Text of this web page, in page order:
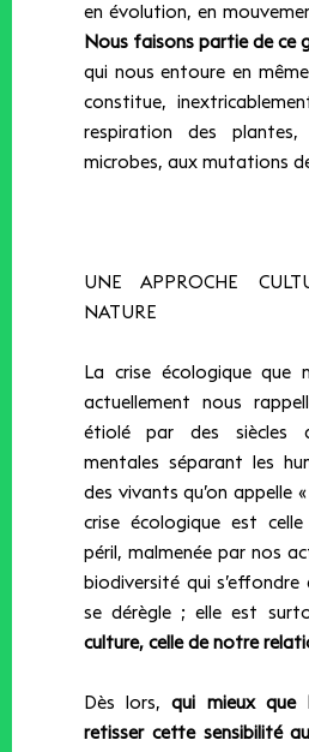
en évolution, en
Nous faisons partie de ce
qui nous entoure en
constitue,
respiration des
microbes, aux mutations
UNE APPROCHE
NATURE
La crise écologique que
actuellement nous
étiolé par des siècles
mentales séparant les
des vivants qu’on appelle
crise écologique est
péril, malmenée par nos
biodiversité qui s’effondre
se dérègle ; elle est
culture, celle de notre
Dès lors,qui mieux que
retisser cette sensibilité